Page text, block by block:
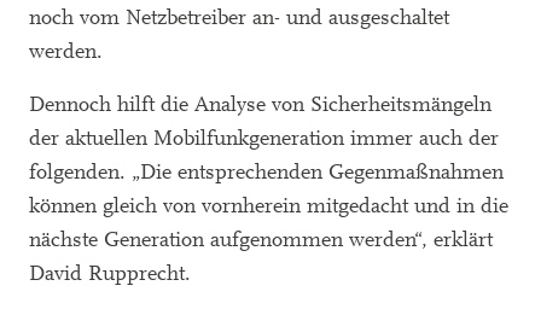
noch vom Netzbetreiber an- und ausgeschaltet
werden.
Dennoch hilft die Analyse von Sicherheitsmängeln
der aktuellen Mobilfunkgeneration immer auch der
folgenden. „Die entsprechenden Gegenmaßnahmen
können gleich von vornherein mitgedacht und in die
nächste Generation aufgenommen werden“, erklärt
David Rupprecht.